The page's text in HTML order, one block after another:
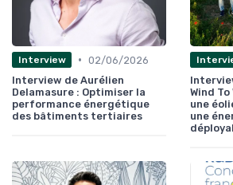
Interview • 02/06/2026
Interview de Aurélien
Delamasure : Optimiser la
performance énergétique
des bâtiments tertiaires
Wind
une
une